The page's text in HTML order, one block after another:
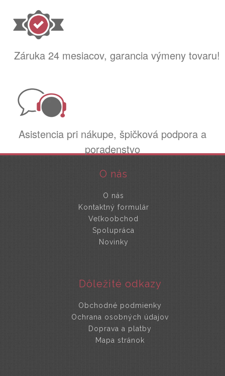
Záruka 24 mesiacov, garancia výmeny tovaru!
Asistencia pri nákupe, špičková podpora a
poradenstvo
O nás
O nás
Kontaktný formulár
Veľkoobchod
Spolupráca
Novinky
Dôležité odkazy
Obchodné podmienky
Ochrana osobných údajov
Doprava a platby
Mapa stránok